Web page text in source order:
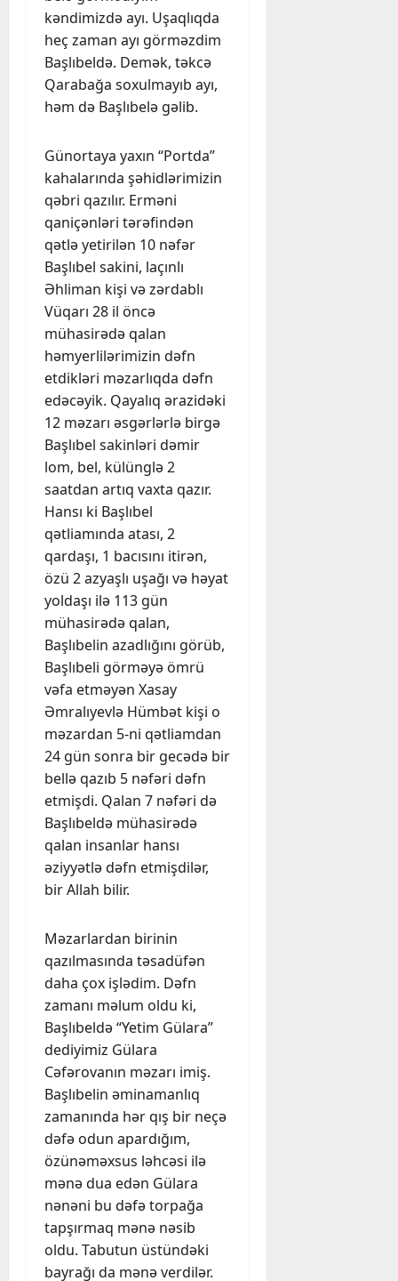
kəndimizdə ayı. Uşaqlıqda
heç zaman ayı görməzdim
Başlıbeldə. Demək, təkcə
Qarabağa soxulmayıb ayı,
həm də Başlıbelə gəlib.
Günortaya yaxın “Portda”
kahalarında şəhidlərimizin
qəbri qazılır. Erməni
qaniçənləri tərəfindən
qətlə yetirilən 10 nəfər
Başlıbel sakini, laçınlı
Əhliman kişi və zərdablı
Vüqarı 28 il öncə
mühasirədə qalan
həmyerlilərimizin dəfn
etdikləri məzarlıqda dəfn
edəcəyik. Qayalıq ərazidəki
12 məzarı əsgərlərlə birgə
Başlıbel sakinləri dəmir
lom, bel, külünglə 2
saatdan artıq vaxta qazır.
Hansı ki Başlıbel
qətliamında atası, 2
qardaşı, 1 bacısını itirən,
özü 2 azyaşlı uşağı və həyat
yoldaşı ilə 113 gün
mühasirədə qalan,
Başlıbelin azadlığını görüb,
Başlıbeli görməyə ömrü
vəfa etməyən Xasay
Əmralıyevlə Hümbət kişi o
məzardan 5-ni qətliamdan
24 gün sonra bir gecədə bir
bellə qazıb 5 nəfəri dəfn
etmişdi. Qalan 7 nəfəri də
Başlıbeldə mühasirədə
qalan insanlar hansı
əziyyətlə dəfn etmişdilər,
bir Allah bilir.
Məzarlardan birinin
qazılmasında təsadüfən
daha çox işlədim. Dəfn
zamanı məlum oldu ki,
Başlıbeldə “Yetim Gülara”
dediyimiz Gülara
Cəfərovanın məzarı imiş.
Başlıbelin əminamanlıq
zamanında hər qış bir neçə
dəfə odun apardığım,
özünəməxsus ləhcəsi ilə
mənə dua edən Gülara
nənəni bu dəfə torpağa
tapşırmaq mənə nəsib
oldu. Tabutun üstündəki
bayrağı da mənə verdilər.